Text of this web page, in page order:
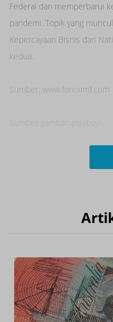
Federal dan memperbarui
pandemi. Topik yang
Kepercayaan Bisnis dari
kedua.
Sumber: www.foreximf.com